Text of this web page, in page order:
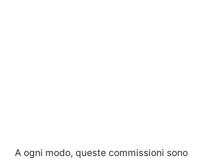
A ogni modo, queste commissioni sono